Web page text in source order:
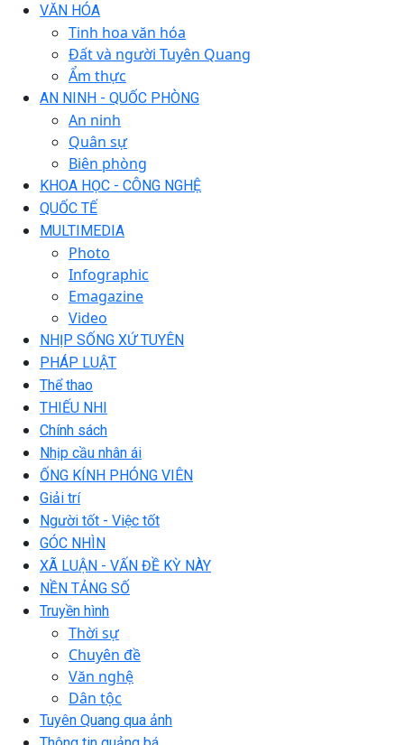
VĂN HÓA
Tinh hoa văn hóa
Đất và người Tuyên Quang
Ẩm thực
AN NINH - QUỐC PHÒNG
An ninh
Quân sự
Biên phòng
KHOA HỌC - CÔNG NGHỆ
QUỐC TẾ
MULTIMEDIA
Photo
Infographic
Emagazine
Video
NHỊP SỐNG XỨ TUYÊN
PHÁP LUẬT
Thể thao
THIẾU NHI
Chính sách
Nhịp cầu nhân ái
ỐNG KÍNH PHÓNG VIÊN
Giải trí
Người tốt - Việc tốt
GÓC NHÌN
XÃ LUẬN - VẤN ĐỀ KỲ NÀY
NỀN TẢNG SỐ
Truyền hình
Thời sự
Chuyên đề
Văn nghệ
Dân tộc
Tuyên Quang qua ảnh